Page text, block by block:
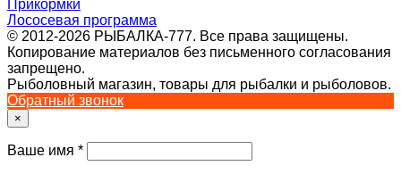
Прикормки
Лососевая программа
© 2012-2026 РЫБАЛКА-777. Все права защищены.
Копирование материалов без письменного согласования
запрещено.
Рыболовный магазин, товары для рыбалки и рыболовов.
Обратный звонок
×
Ваше имя *